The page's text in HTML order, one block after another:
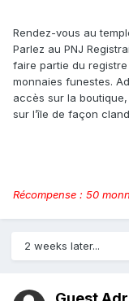
Rendez-vous au
Parlez au PNJ
faire partie du
monnaies funestes.
accès sur la
sur l’île de façon
Récompense : 50
2 weeks later...